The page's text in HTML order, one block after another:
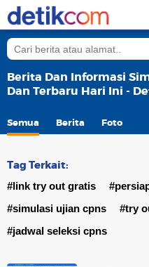
Berita Dan Informasi
Dan Terbaru Hari Ini -
Semua Berita Foto
Tag Terkait:
#link try out gratis
#simulasi ujian cpns
#try
#jadwal seleksi cpns